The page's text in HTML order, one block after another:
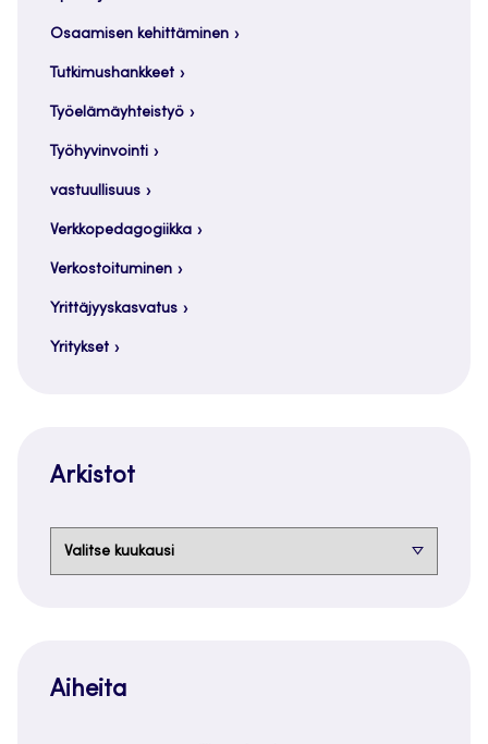
Osaamisen kehittäminen
Tutkimushankkeet
Työelämäyhteistyö
Työhyvinvointi
vastuullisuus
Verkkopedagogiikka
Verkostoituminen
Yrittäjyyskasvatus
Yritykset
Arkistot
Aiheita